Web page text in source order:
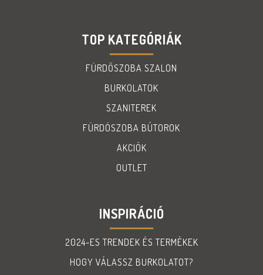
TOP KATEGÓRIÁK
FÜRDŐSZOBA SZALON
BURKOLATOK
SZANITEREK
FÜRDÖSZOBA BÚTOROK
AKCIÓK
OUTLET
INSPIRÁCIÓ
2024-ES TRENDEK ÉS TERMÉKEK
HOGY VÁLASSZ BURKOLATOT?